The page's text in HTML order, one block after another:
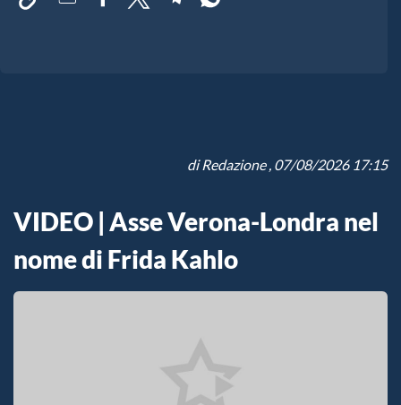
diRedazione, 07/08/2026 17:15
VIDEO | Asse Verona-Londra nel
nome di Frida Kahlo